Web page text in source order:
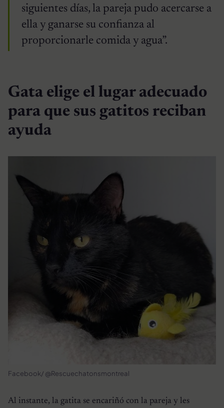
siguientes días, la pareja pudo acercarse a
ella y ganarse su confianza al
proporcionarle comida y agua”.
Gata elige el lugar adecuado
para que sus gatitos reciban
ayuda
Facebook/ @Rescuechatonsmontreal
Al instante, la gatita se encariñó con la pareja y les